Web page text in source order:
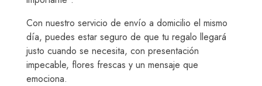
Con nuestro servicio de envío a domicilio el mismo
día, puedes estar seguro de que tu regalo llegará
justo cuando se necesita, con presentación
impecable, flores frescas y un mensaje que
emociona.